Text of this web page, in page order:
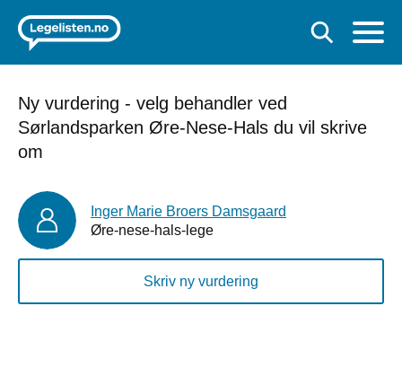
Ny vurdering - velg behandler ved
Sørlandsparken Øre-Nese-Hals du vil skrive
om
Inger Marie Broers Damsgaard
Øre-nese-hals-lege
Skriv ny vurdering